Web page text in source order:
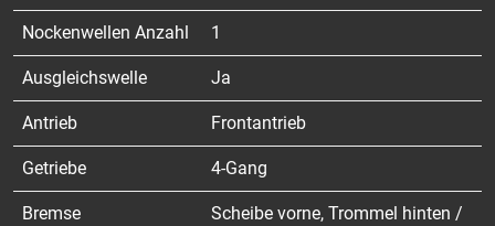
Nockenwellen Anzahl 1
Ausgleichswelle Ja
Antrieb Frontantrieb
Getriebe 4-Gang
Bremse
Scheibe vorne, Trommel hinten /